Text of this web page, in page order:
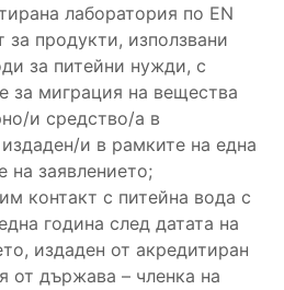
лаборатория по EN
за продукти, използвани
за питейни нужди, с
за миграция на вещества
и средство/а в
и в рамките на една
на заявлението;
контакт с питейна вода с
година след датата на
издаден от акредитиран
от държава – членка на